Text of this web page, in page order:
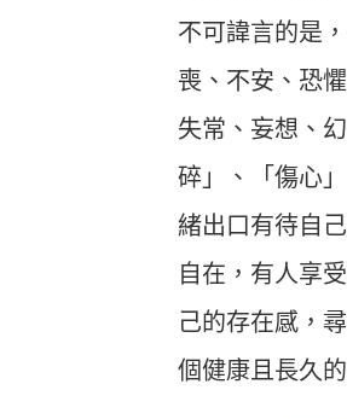
不可諱言的是
喪、不安、恐
失常、妄想、
碎」、「傷心
緒出口有待自
自在，有人享
己的存在感，
個健康且長久的